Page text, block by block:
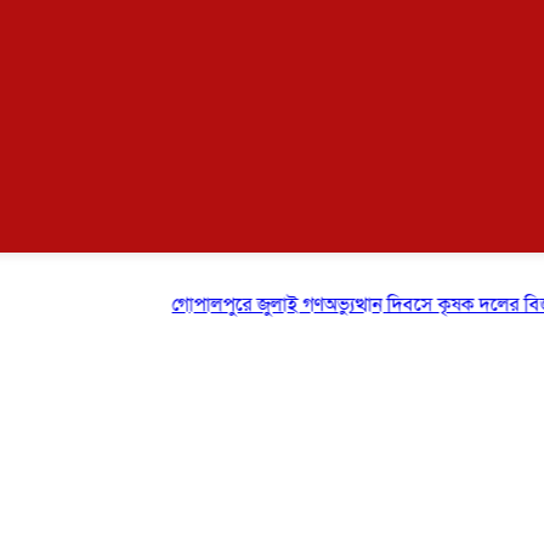
গোপালপুরে জুলাই গণঅভ্যুত্থান দিবসে কৃষক দলের বিজয়